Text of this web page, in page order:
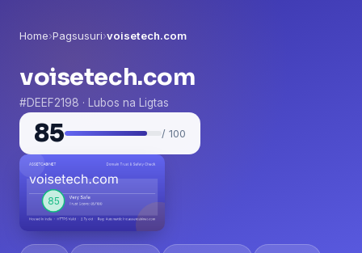
Home›Pagsusuri›voisetech.com
voisetech.com
#DEEF2198 · Lubos na Ligtas
85 / 100